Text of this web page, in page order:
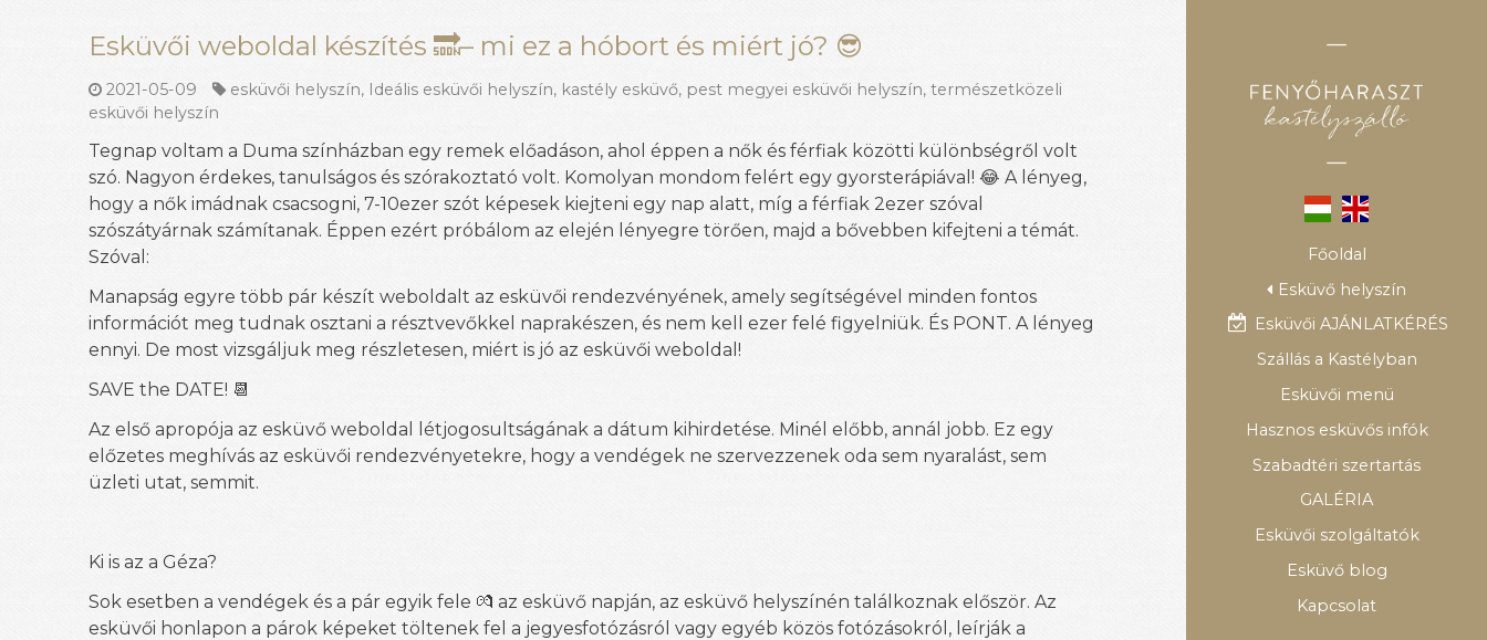
Főoldal
Esküvő helyszín
Esküvői AJÁNLATKÉRÉS
Szállás a Kastélyban
Esküvői menü
Hasznos esküvős infók
Szabadtéri szertartás
GALÉRIA
Esküvői szolgáltatók
Esküvő blog
Kapcsolat
Esküvői weboldal készítés 🔜– mi ez a hóbort és miért jó? 😎
2021-05-09 esküvői helyszín, Ideális esküvői helyszín, kastély esküvő, pest megyei esküvői helyszín,természetközeli
esküvői helyszín
Tegnap voltam a Duma színházban egy remek előadáson, ahol éppen a nők és férfiak közötti különbségről volt
szó. Nagyon érdekes, tanulságos és szórakoztató volt. Komolyan mondom felért egy gyorsterápiával! 😂 A lényeg,
hogy a nők imádnak csacsogni, 7-10ezer szót képesek kiejteni egy nap alatt, míg a férfiak 2ezer szóval
szószátyárnak számítanak. Éppen ezért próbálom az elején lényegre törően, majd a bővebben kifejteni a témát.
Szóval:
Manapság egyre több pár készít weboldalt az esküvői rendezvényének, amely segítségével minden fontos
információt meg tudnak osztani a résztvevőkkel naprakészen, és nem kell ezer felé figyelniük. És PONT. A lényeg
ennyi. De most vizsgáljuk meg részletesen, miért is jó az esküvői weboldal!
SAVE the DATE! 📆
Az első apropója az esküvő weboldal létjogosultságának a dátum kihirdetése. Minél előbb, annál jobb. Ez egy
előzetes meghívás az esküvői rendezvényetekre, hogy a vendégek ne szervezzenek oda sem nyaralást, sem
üzleti utat, semmit.
Ki is az a Géza?
Sok esetben a vendégek és a pár egyik fele 💏 az esküvő napján, az esküvő helyszínén találkoznak először. Az
esküvői honlapon a párok képeket töltenek fel a jegyesfotózásról vagy egyéb közös fotózásokról, leírják a